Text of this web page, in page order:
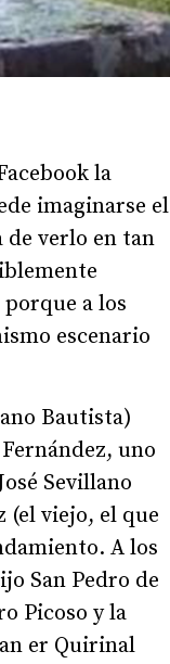
la
imaginarse el
de verlo en tan
a los
escenario
Bautista)
uno
Sevillano
(el viejo, el que
A los
San Pedro de
Picoso y la
er Quirinal